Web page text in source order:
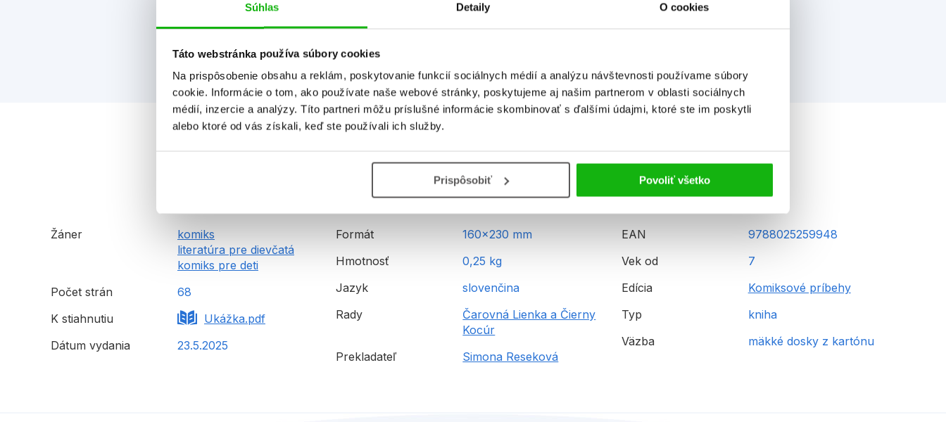
Súhlas Detaily O cookies
Táto webstránka používa súbory cookies
Na prispôsobenie obsahu a reklám, poskytovanie funkcií sociálnych médií a analýzu návštevnosti používame súbory
cookie. Informácie o tom, ako používate naše webové stránky, poskytujeme aj našim partnerom v oblasti sociálnych
médií, inzercie a analýzy. Títo partneri môžu príslušné informácie skombinovať s ďalšími údajmi, ktoré ste im poskytli
alebo ktoré od vás získali, keď ste používali ich služby.
Prispôsobiť Povoliť všetko
Informácie
Žáner
komiks
literatúra pre dievčatá
komiks pre deti
Počet strán
68
K stiahnutiu
Ukážka.pdf
Dátum vydania
23.5.2025
Formát
160x230 mm
Hmotnosť
0,25 kg
Jazyk
slovenčina
Rady
Čarovná Lienka a Čierny
Kocúr
Prekladateľ
Simona Reseková
EAN
9788025259948
Vek od
7
Edícia
Komiksové príbehy
Typ
kniha
Väzba
mäkké dosky z kartónu